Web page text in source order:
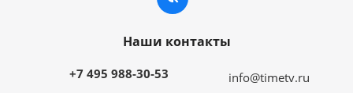
Наши контакты
+7 495 988-30-53 info@timetv.ru